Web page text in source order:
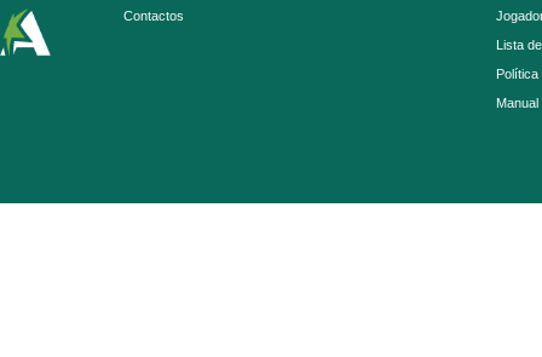
Contactos
Lista